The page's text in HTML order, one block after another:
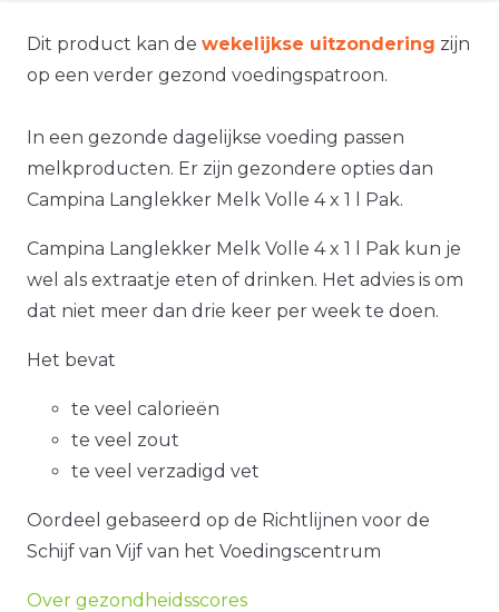
Dit product kan de wekelijkse uitzondering zijn
op een verder gezond voedingspatroon.
In een gezonde dagelijkse voeding passen
melkproducten. Er zijn gezondere opties dan
Campina Langlekker Melk Volle 4 x 1 l Pak.
Campina Langlekker Melk Volle 4 x 1 l Pak kun je
wel als extraatje eten of drinken. Het advies is om
dat niet meer dan drie keer per week te doen.
Het bevat
te veel calorieën
te veel zout
te veel verzadigd vet
Oordeel gebaseerd op de Richtlijnen voor de
Schijf van Vijf van het Voedingscentrum
Over gezondheidsscores